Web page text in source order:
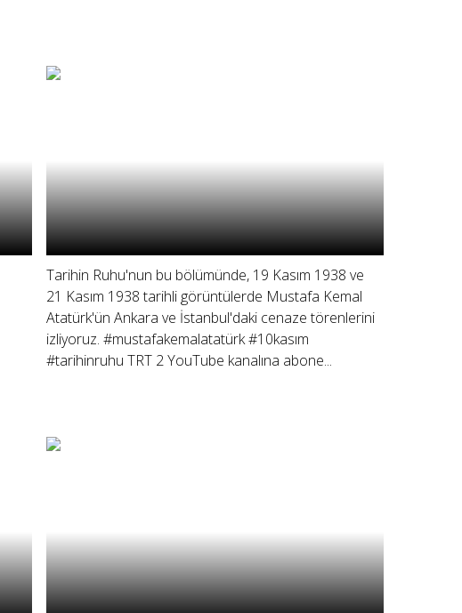
Tarihin Ruhu'nun bu bölümünde, 19 Kasım 1938 ve
21 Kasım 1938 tarihli görüntülerde Mustafa Kemal
Atatürk'ün Ankara ve İstanbul'daki cenaze törenlerini
izliyoruz. #mustafakemalatatürk #10kasım
#tarihinruhu TRT 2 YouTube kanalına abone...